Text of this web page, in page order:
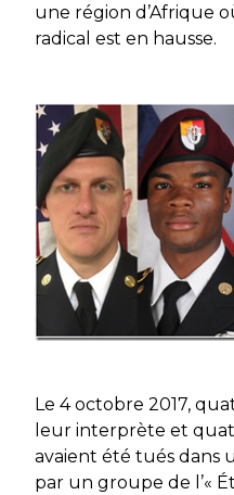
une région d’Afrique
radical est en hausse.
Le 4 octobre 2017,
leur interprète et
avaient été tués dans
par un groupe de l’«